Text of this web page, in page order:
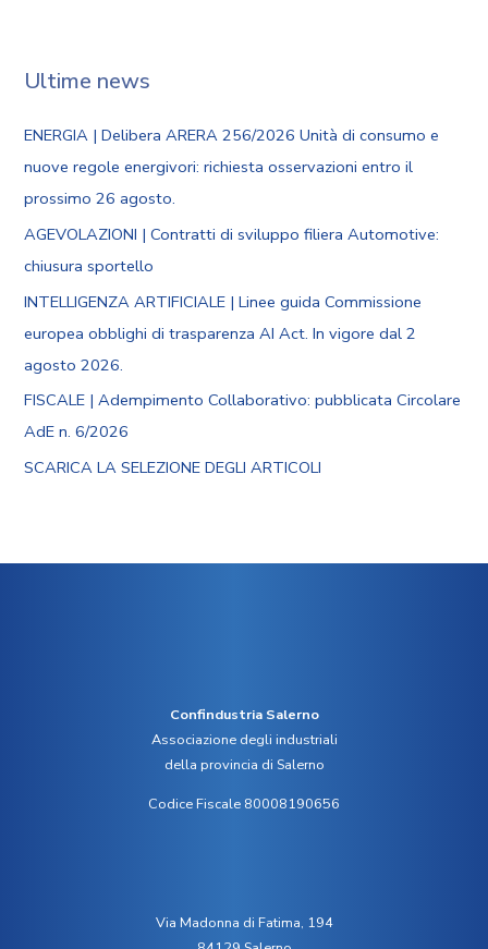
Ultime news
ENERGIA | Delibera ARERA 256/2026 Unità di consumo e
nuove regole energivori: richiesta osservazioni entro il
prossimo 26 agosto.
AGEVOLAZIONI | Contratti di sviluppo filiera Automotive:
chiusura sportello
INTELLIGENZA ARTIFICIALE | Linee guida Commissione
europea obblighi di trasparenza AI Act. In vigore dal 2
agosto 2026.
FISCALE | Adempimento Collaborativo: pubblicata Circolare
AdE n. 6/2026
SCARICA LA SELEZIONE DEGLI ARTICOLI
Confindustria Salerno
Associazione degli industriali
della provincia di Salerno
Codice Fiscale 80008190656
Via Madonna di Fatima, 194